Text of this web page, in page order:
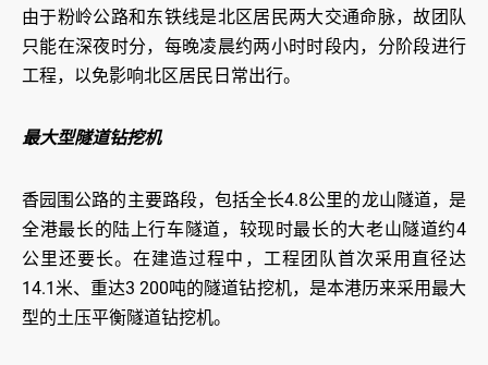
由于粉岭公路和东铁线是北区居民两大交通命脉，故团队
只能在深夜时分，每晚凌晨约两小时时段内，分阶段进行
工程，以免影响北区居民日常出行。
最大型隧道钻挖机
香园围公路的主要路段，包括全长4.8公里的龙山隧道，是
全港最长的陆上行车隧道，较现时最长的大老山隧道约4
公里还要长。在建造过程中，工程团队首次采用直径达
14.1米、重达3 200吨的隧道钻挖机，是本港历来采用最大
型的土压平衡隧道钻挖机。